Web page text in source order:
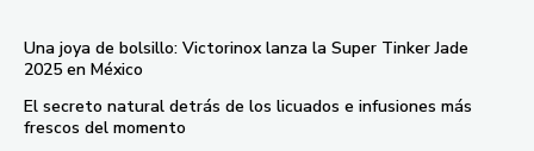
Una joya de bolsillo: Victorinox lanza la Super Tinker Jade
2025 en México
El secreto natural detrás de los licuados e infusiones más
frescos del momento